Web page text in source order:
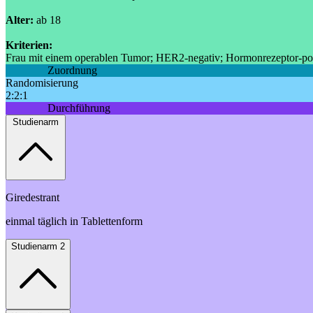
Alter: ab 18
Kriterien:
Frau mit einem operablen Tumor; HER2-negativ; Hormonrezeptor-
Zuordnung
Randomisierung
2:2:1
Durchführung
Giredestrant
einmal täglich in Tablettenform
Studienarm 2